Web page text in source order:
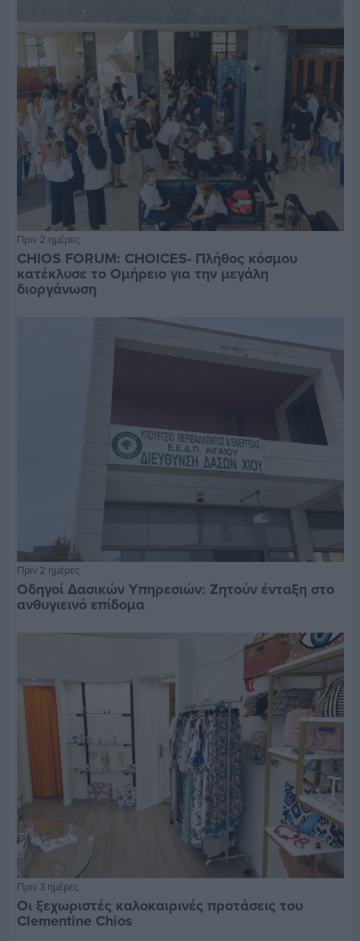
Πριν 2 ημέρες
CHIOS FORUM: CHOICES- Πλήθος κόσμου
κατέκλυσε το Ομήρειο για την μεγάλη
διοργάνωση
Πριν 2 ημέρες
Οδηγοί Δασικών Υπηρεσιών: Ζητούν ένταξη στο
ανθυγιεινό επίδομα
Πριν 3 ημέρες
Οι ξεχωριστές καλοκαιρινές προτάσεις του
Clementine Chios